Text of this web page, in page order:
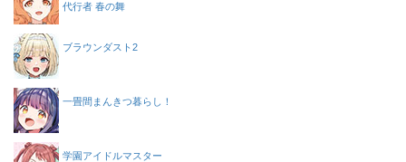
代行者 春の舞
ブラウンダスト2
一畳間まんきつ暮らし！
学園アイドルマスター